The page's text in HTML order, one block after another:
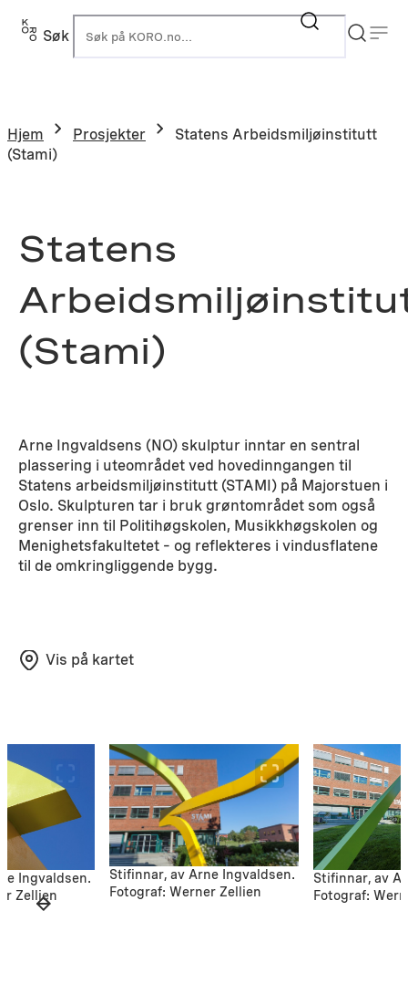
Hopp
Søk
Hjem Prosjekter
Statens Arbeidsmiljøinstitutt
(Stami)
Statens
(Stami)
Arne Ingvaldsens (NO) skulptur inntar en sentral
plassering i uteområdet ved hovedinngangen til
Statens arbeidsmiljøinstitutt (STAMI) på Majorstuen i
Oslo. Skulpturen tar i bruk grøntområdet som også
grenser inn til Politihøgskolen, Musikkhøgskolen og
Menighetsfakultetet – og reflekteres i vindusflatene
til de omkringliggende bygg.
Vis på kartet
Ingvaldsen.
Zellien
Stifinnar, av Arne Ingvaldsen.
Fotograf: Werner Zellien
Stifinnar, av
Fotograf: